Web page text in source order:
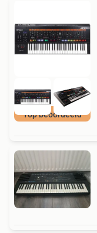
Top beoordeeld